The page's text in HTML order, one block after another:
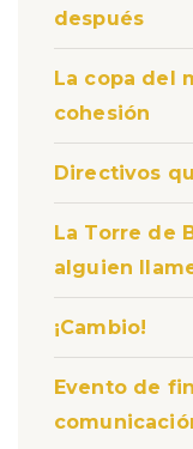
después
La copa del
cohesión
Directivos
La Torre de
alguien
¡Cambio!
Evento de